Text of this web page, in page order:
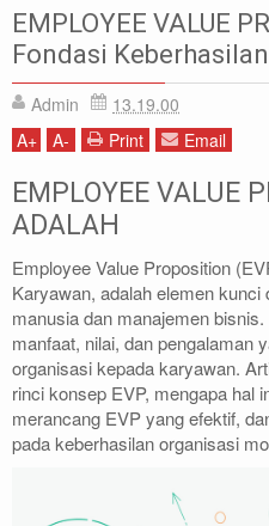
Employee Value Proposition adalah
EMPLOYEE VALUE
Organisasi Modern
EMPLOYEE VALUE
Fondasi
Admin
13.19.00
A+ A- Print Email
EMPLOYEE VALUE
ADALAH
Employee Value Proposition
Karyawan, adalah elemen
manusia dan manajemen
manfaat, nilai, dan pengalaman
organisasi kepada karyawan.
rinci konsep EVP, mengapa hal
merancang EVP yang efektif,
pada keberhasilan organisasi